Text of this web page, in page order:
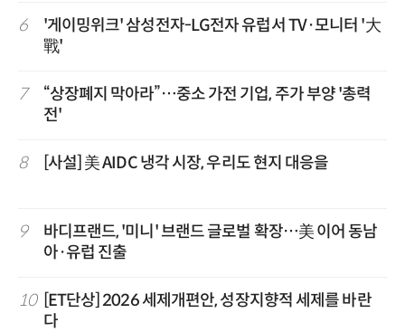
6
'게이밍위크' 삼성전자-LG전자 유럽서 TV·모니터 '大
戰'
7
“상장폐지 막아라”…중소 가전 기업, 주가 부양 '총력
전'
8 [사설] 美 AIDC 냉각 시장, 우리도 현지 대응을
9
바디프랜드, '미니' 브랜드 글로벌 확장…美 이어 동남
아·유럽 진출
10
[ET단상] 2026 세제개편안, 성장지향적 세제를 바란
다